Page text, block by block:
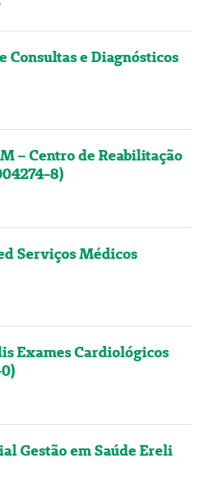
Consultas e Diagnósticos
– Centro de Reabilitação
8)
Serviços Médicos
Exames Cardiológicos
Gestão em Saúde Ereli